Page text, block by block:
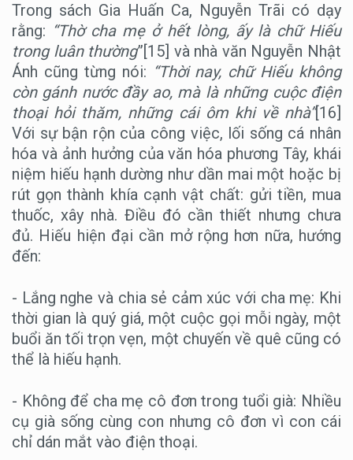
Trong sách Gia Huấn Ca, Nguyễn Trãi có dạy
rằng: “Thờ cha mẹ ở hết lòng, ấy là chữ Hiếu
trong luân thường”[15] và nhà văn Nguyễn Nhật
Ánh cũng từng nói: “Thời nay, chữ Hiếu không
còn gánh nước đầy ao, mà là những cuộc điện
thoại hỏi thăm, những cái ôm khi về nhà”[16]
Với sự bận rộn của công việc, lối sống cá nhân
hóa và ảnh hưởng của văn hóa phương Tây, khái
niệm hiếu hạnh dường như dần mai một hoặc bị
rút gọn thành khía cạnh vật chất: gửi tiền, mua
thuốc, xây nhà. Điều đó cần thiết nhưng chưa
đủ. Hiếu hiện đại cần mở rộng hơn nữa, hướng
đến:
- Lắng nghe và chia sẻ cảm xúc với cha mẹ: Khi
thời gian là quý giá, một cuộc gọi mỗi ngày, một
buổi ăn tối trọn vẹn, một chuyến về quê cũng có
thể là hiếu hạnh.
- Không để cha mẹ cô đơn trong tuổi già: Nhiều
cụ già sống cùng con nhưng cô đơn vì con cái
chỉ dán mắt vào điện thoại.